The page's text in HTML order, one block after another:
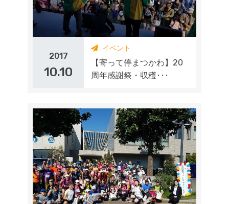
2017
10.10
イベント
【寄って停まつかわ】20
周年感謝祭・収穫･･･